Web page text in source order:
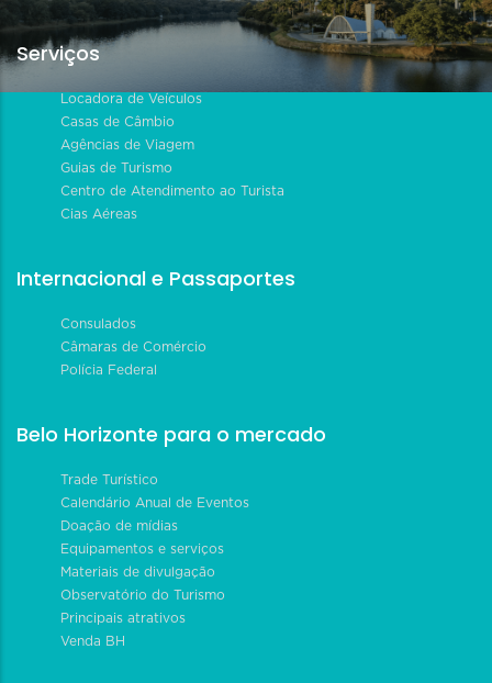
Serviços
Locadora de Veículos
Casas de Câmbio
Agências de Viagem
Guias de Turismo
Centro de Atendimento ao Turista
Cias Aéreas
Internacional e Passaportes
Consulados
Câmaras de Comércio
Polícia Federal
Belo Horizonte para o mercado
Trade Turístico
Calendário Anual de Eventos
Doação de mídias
Equipamentos e serviços
Materiais de divulgação
Observatório do Turismo
Principais atrativos
Venda BH